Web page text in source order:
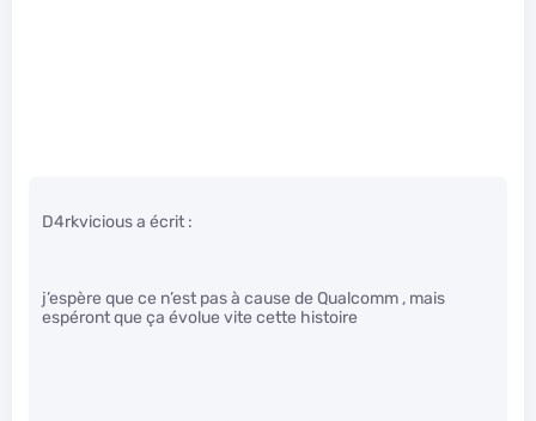
D4rkvicious a écrit :
j’espère que ce n’est pas à cause de Qualcomm , mais
espéront que ça évolue vite cette histoire